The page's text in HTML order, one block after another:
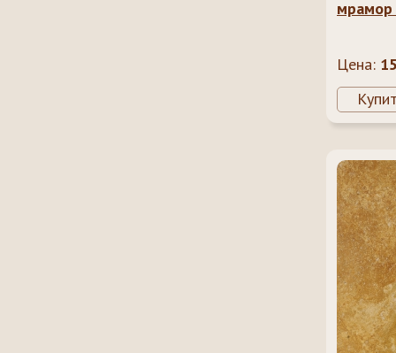
мрамор
Цена: